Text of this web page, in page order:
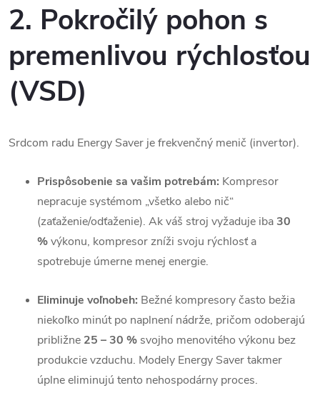
2. Pokročilý pohon s
premenlivou rýchlosťou
(VSD)
Srdcom radu Energy Saver je frekvenčný menič (invertor).
Prispôsobenie sa vašim potrebám: Kompresor
nepracuje systémom „všetko alebo nič“
(zaťaženie/odťaženie). Ak váš stroj vyžaduje iba30
%výkonu, kompresor zníži svoju rýchlosť a
spotrebuje úmerne menej energie.
Eliminuje voľnobeh: Bežné kompresory často bežia
niekoľko minút po naplnení nádrže, pričom odoberajú
približne 25 – 30 % svojho menovitého výkonu bez
produkcie vzduchu. Modely Energy Saver takmer
úplne eliminujú tento nehospodárny proces.